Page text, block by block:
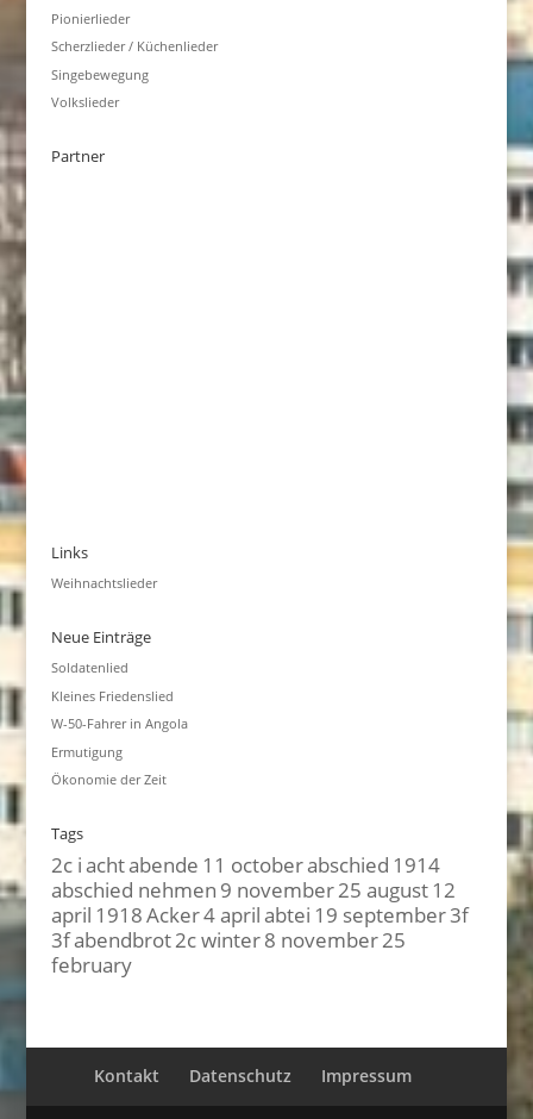
Pionierlieder
Scherzlieder / Küchenlieder
Singebewegung
Volkslieder
Partner
Links
Weihnachtslieder
Neue Einträge
Soldatenlied
Kleines Friedenslied
W-50-Fahrer in Angola
Ermutigung
Ökonomie der Zeit
Tags
2c iachtabende 11 octoberabschied 1914
abschied nehmen 9 november25 august12
april 1918Acker4 aprilabtei 19 september3f
3fabendbrot2c winter8 november25
february
Kontakt Datenschutz Impressum